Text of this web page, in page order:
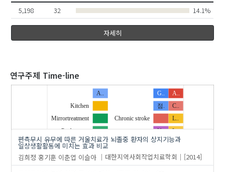
5,198 32 14.1%
자세히
연구주제 Time-line
G..
점.
A.. A..
Chronic stroke
C..
Kitchen
L..
L..
Mirrortreatment
Preferences
U..
U..
stroke
뇌졸중
만성 뇌졸중
상지기능
의 발표논문(4)
편측무시 유무에 따른 거울치료가 뇌졸중 환자의 상지기능과
일상생활활동에 미치는 효과 비교
김희정 홍기훈 이춘엽 이슬아 대한지역사회작업치료학회
[2014]